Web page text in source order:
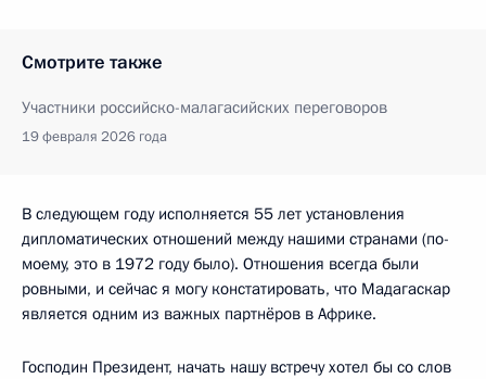
Смотрите также
Участники российско-малагасийских переговоров
19 февраля 2026 года
В следующем году исполняется 55 лет установления
дипломатических отношений между нашими странами (по-
моему, это в 1972 году было). Отношения всегда были
ровными, и сейчас я могу констатировать, что Мадагаскар
является одним из важных партнёров в Африке.
Господин Президент, начать нашу встречу хотел бы со слов